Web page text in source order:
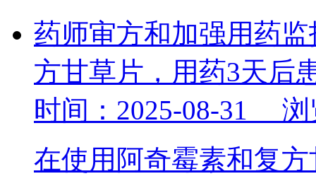
药师审方和加强用药
方甘草片，用药3天后
时间：2025-08-31 浏
在使用阿奇霉素和复